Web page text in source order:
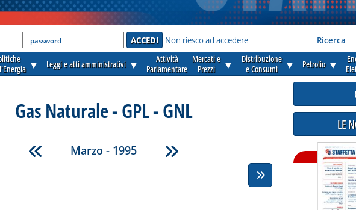
per accedere'
password Non riesco ad accedere Ricerca
▼ Leggi e atti amministrativi ▼
Attività
Parlamentare
Mercati e
Prezzi
▼
Distribuzione
e Consumi
▼ Petrolio ▼
Gas Naturale - GPL - GNL
Marzo - 1995
LE